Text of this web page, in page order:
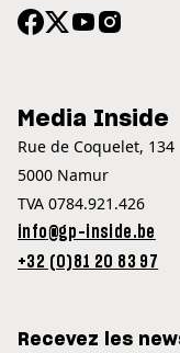
Media Inside
Rue de Coquelet, 134
5000 Namur
TVA 0784.921.426
info@gp-inside.be
+32 (0)81 20 83 97
Recevez les